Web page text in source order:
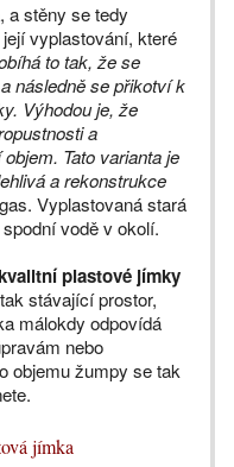
a stěny se tedy
vyplastování, které
to tak, že se
následně se přikotví k
Výhodou je, že
a
Tato varianta je
a rekonstrukce
Vyplastovaná stará
vodě v okolí.
plastové jímky
stávající prostor,
málokdy odpovídá
nebo
objemu žumpy se tak
jímka